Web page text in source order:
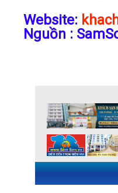
Website:
Nguồn :